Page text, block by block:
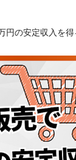
円の安定収入を得